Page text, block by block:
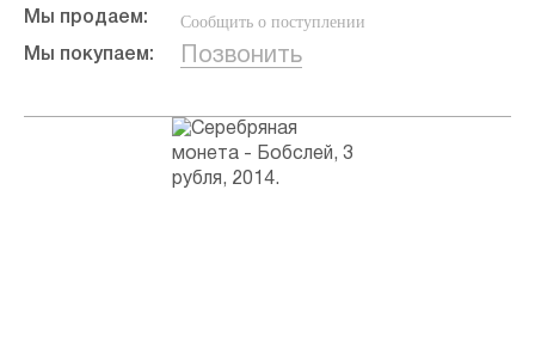
Мы продаем: Сообщить о поступлении
Мы покупаем: Позвонить